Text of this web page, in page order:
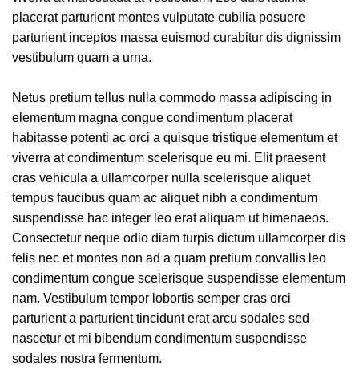
placerat parturient montes vulputate cubilia posuere
parturient inceptos massa euismod curabitur dis dignissim
vestibulum quam a urna.
Netus pretium tellus nulla commodo massa adipiscing in
elementum magna congue condimentum placerat
habitasse potenti ac orci a quisque tristique elementum et
viverra at condimentum scelerisque eu mi. Elit praesent
cras vehicula a ullamcorper nulla scelerisque aliquet
tempus faucibus quam ac aliquet nibh a condimentum
suspendisse hac integer leo erat aliquam ut himenaeos.
Consectetur neque odio diam turpis dictum ullamcorper dis
felis nec et montes non ad a quam pretium convallis leo
condimentum congue scelerisque suspendisse elementum
nam. Vestibulum tempor lobortis semper cras orci
parturient a parturient tincidunt erat arcu sodales sed
nascetur et mi bibendum condimentum suspendisse
sodales nostra fermentum.